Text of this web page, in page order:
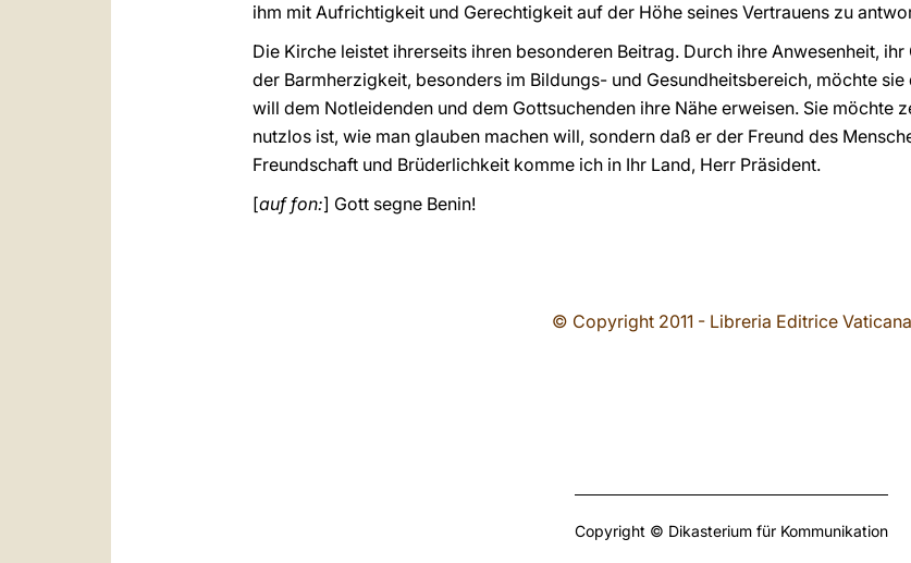
ihm mit Aufrichtigkeit und Gerechtigkeit auf der Höhe seines Vertrauens zu
Die Kirche leistet ihrerseits ihren besonderen Beitrag. Durch ihre Anwesenheit,
der Barmherzigkeit, besonders im Bildungs- und Gesundheitsbereich, möchte sie
will dem Notleidenden und dem Gottsuchenden ihre Nähe erweisen. Sie möchte
nutzlos ist, wie man glauben machen will, sondern daß er der Freund des
Freundschaft und Brüderlichkeit komme ich in Ihr Land, Herr Präsident.
[auf fon:] Gott segne Benin!
© Copyright 2011 - Libreria Editrice Vaticana
Copyright © Dikasterium für Kommunikation